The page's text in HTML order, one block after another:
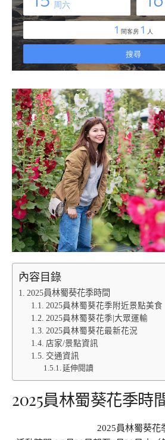
內容目錄
2025員林蜀葵花季時間
2025員林蜀葵花季附近景點美食
2025員林蜀葵花季|大眾運輸
2025員林蜀葵花最新花況
店家/景點資訊
交通資訊
延伸閱讀
2025員林蜀葵花季時
2025員林蜀葵花